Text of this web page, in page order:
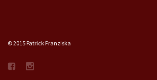
© 2015 Patrick Franziska